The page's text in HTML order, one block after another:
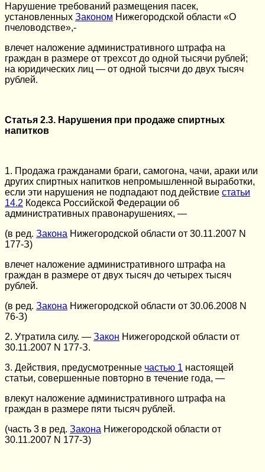
Нарушение требований размещения пасек,
установленных Законом Нижегородской области «О
пчеловодстве»,-
влечет наложение административного штрафа на
граждан в размере от трехсот до одной тысячи рублей;
на юридических лиц — от одной тысячи до двух тысяч
рублей.
Статья 2.3. Нарушения при продаже спиртных
напитков
1. Продажа гражданами браги, самогона, чачи, араки или
других спиртных напитков непромышленной выработки,
если эти нарушения не подпадают под действие статьи
14.2 Кодекса Российской Федерации об
административных правонарушениях, —
(в ред. Закона Нижегородской области от 30.11.2007 N
177-З)
влечет наложение административного штрафа на
граждан в размере от двух тысяч до четырех тысяч
рублей.
(в ред. Закона Нижегородской области от 30.06.2008 N
76-З)
2. Утратила силу. — Закон Нижегородской области от
30.11.2007 N 177-З.
3. Действия, предусмотренные частью 1 настоящей
статьи, совершенные повторно в течение года, —
влекут наложение административного штрафа на
граждан в размере пяти тысяч рублей.
(часть 3 в ред. Закона Нижегородской области от
30.11.2007 N 177-З)